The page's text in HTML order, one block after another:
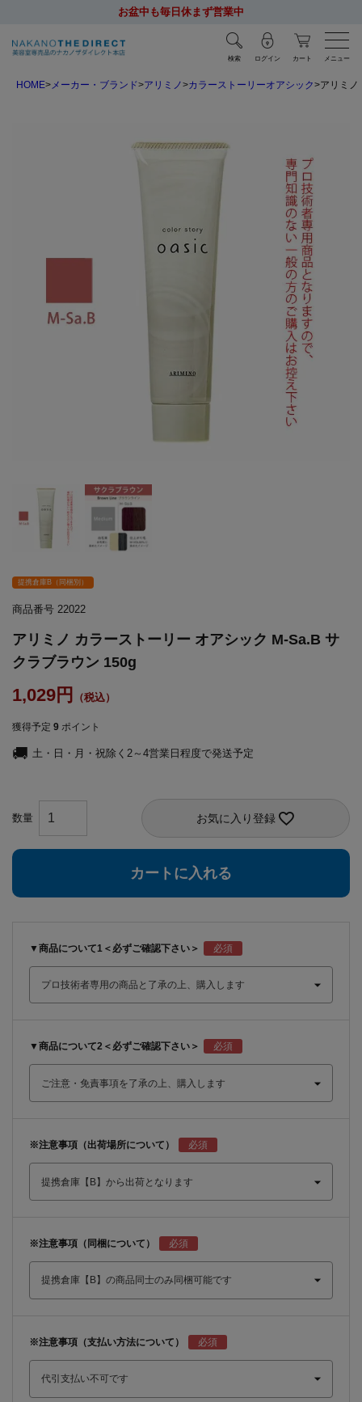
お盆中も毎日休まず営業中
検索 ログイン カート メニュー
HOME メーカー・ブランド アリミノ カラーストーリーオアシック アリミノ
提携倉庫B（同梱別）
商品番号 22022
アリミノ カラーストーリー オアシック M-Sa.B サ
クラブラウン 150g
1,029
獲得予定 9 ポイント
土・日・月・祝除く2～4営業日程度で発送予定
お気に入り登録
カートに入れる
▼商品について1＜必ずご確認下さい＞
▼商品について2＜必ずご確認下さい＞
※注意事項（出荷場所について）
※注意事項（同梱について）
※注意事項（支払い方法について）